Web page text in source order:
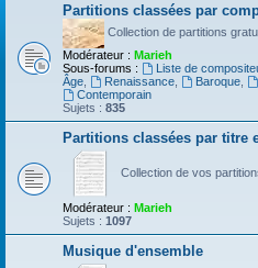
Partitions classées par
Collection de partitions
Modérateur : Marieh
Sous-forums :
Liste de
Âge
Renaissance, Baroque,
Contemporain
Sujets : 835
Partitions classées par titre
Collection de vos
Modérateur : Marieh
Sujets : 1097
Musique d'ensemble